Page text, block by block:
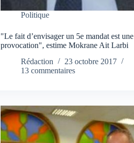
Politique
"Le fait d’envisager un 5e mandat est une
provocation", estime Mokrane Ait Larbi
Rédaction
23 octobre 2017
13 commentaires